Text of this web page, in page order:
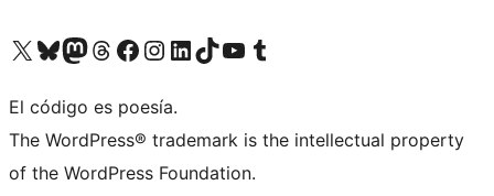
Visit our X (formerly Twitter) account
Visit our Bluesky account
Visita nuestra cuenta de Twitter
Visit our Threads account
Visita nuestra página de Facebook
Visite nuestra cuenta de Instagram
Visit our LinkedIn account
Visit our TikTok account
Visit our YouTube channel
Visit our Tumblr account
El código es poesía.
The WordPress® trademark is the intellectual property
of the WordPress Foundation.